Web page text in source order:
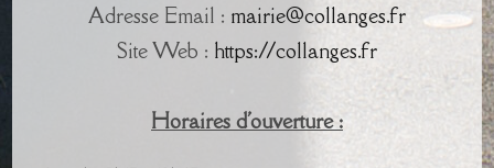
Adresse Email : mairie@collanges.fr
Site Web : https://collanges.fr
Horaires d'ouverture :